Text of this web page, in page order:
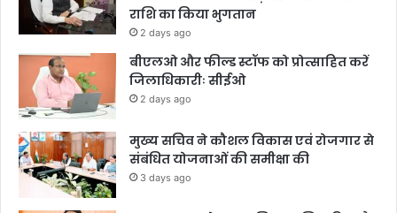
राशि का किया भुगतान
2 days ago
बीएलओ और फील्ड स्टॉफ को प्रोत्साहित करें
जिलाधिकारीः सीईओ
2 days ago
मुख्य सचिव ने कौशल विकास एवं रोजगार से
संबंधित योजनाओं की समीक्षा की
3 days ago